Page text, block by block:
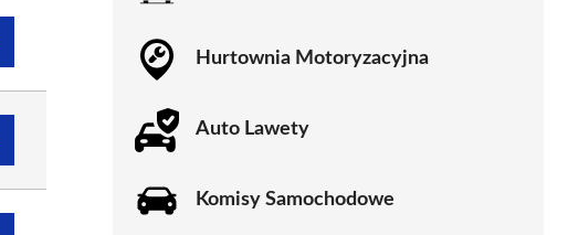
Hurtownia Motoryzacyjna
Auto Lawety
Komisy Samochodowe